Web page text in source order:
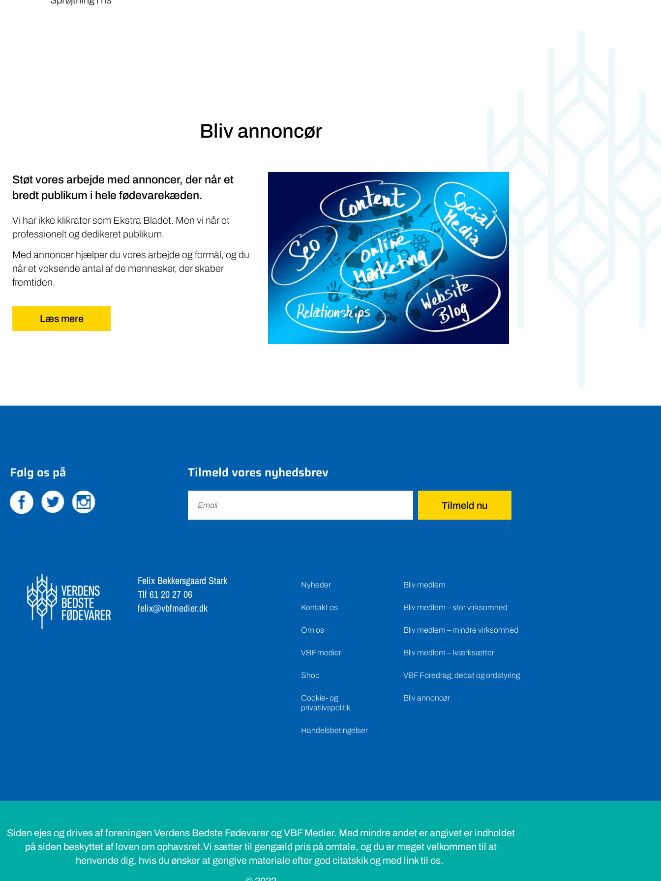
Bliv annoncør
Støt vores arbejde med annoncer, der når et
bredt publikum i hele fødevarekæden.
Vi har ikke klikrater som Ekstra Bladet. Men vi når et
professionelt og dedikeret publikum.
Med annoncer hjælper du vores arbejde og formål, og du
når et voksende antal af de mennesker, der skaber
fremtiden.
Læs mere
Følg os på Tilmeld vores nyhedsbrev
Tilmeld nu
Felix Bekkersgaard Stark
Tlf 61 20 27 06
felix@vbfmedier.dk
Nyheder
Kontakt os
Om os
VBF medier
Shop
Cookie- og
privatlivspolitik
Handelsbetingelser
Bliv medlem
Bliv medlem – stor virksomhed
Bliv medlem – mindre virksomhed
Bliv medlem – Iværksætter
VBF Foredrag, debat og ordstyring
Bliv annoncør
Siden ejes og drives af foreningen Verdens Bedste Fødevarer og VBF Medier. Med mindre andet er angivet er indholdet
på siden beskyttet af loven om ophavsret.Vi sætter til gengæld pris på omtale, og du er meget velkommen til at
henvende dig, hvis du ønsker at gengive materiale efter god citatskik og med link til os.